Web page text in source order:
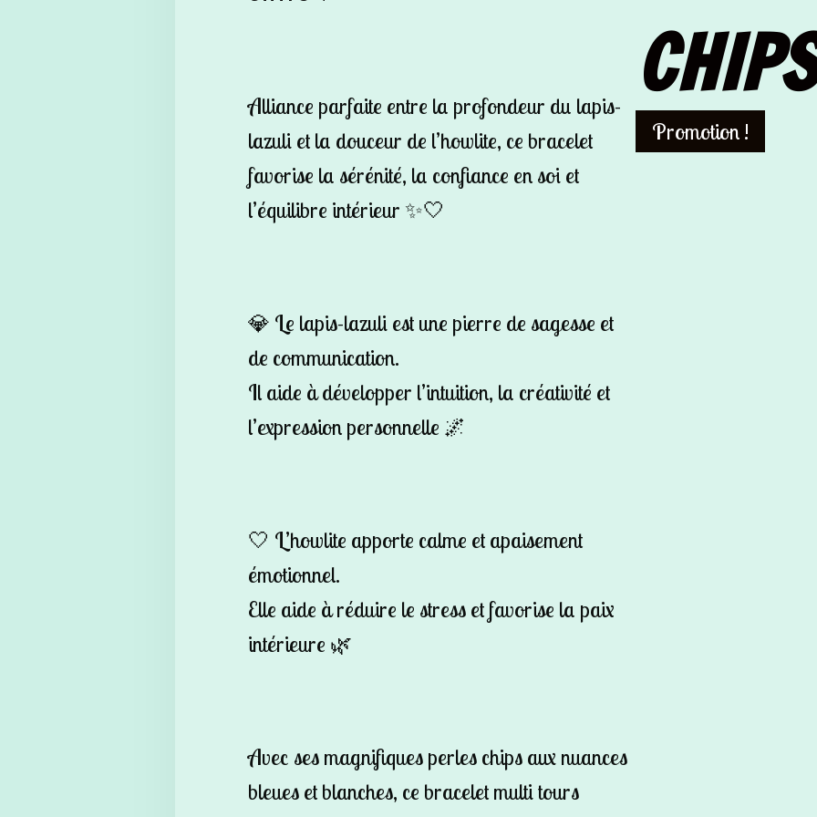
Promotion !
Alliance parfaite entre la profondeur du lapis-
lazuli et la douceur de l’howlite, ce bracelet
favorise la sérénité, la confiance en soi et
l’équilibre intérieur ✨🤍
💎 Le lapis-lazuli est une pierre de sagesse et
de communication.
Il aide à développer l’intuition, la créativité et
l’expression personnelle 🌌
🤍 L’howlite apporte calme et apaisement
émotionnel.
Elle aide à réduire le stress et favorise la paix
intérieure 🌿
Avec ses magnifiques perles chips aux nuances
bleues et blanches, ce bracelet multi tours